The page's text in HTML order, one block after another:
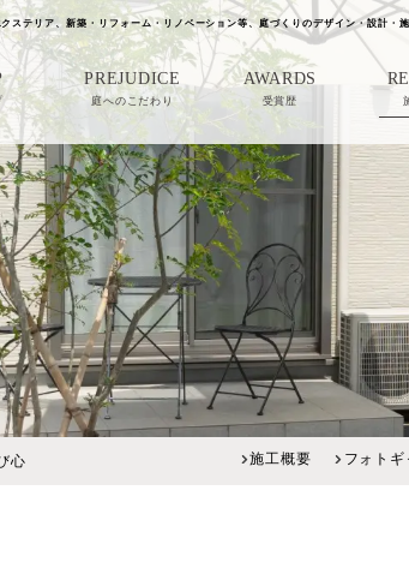
ステリア、新築・リフォーム・リノベーション等、庭づくりのデザイン・設計・
PREJUDICE
庭へのこだわり
AWARDS
受賞歴
心 施工概要 フォトギ